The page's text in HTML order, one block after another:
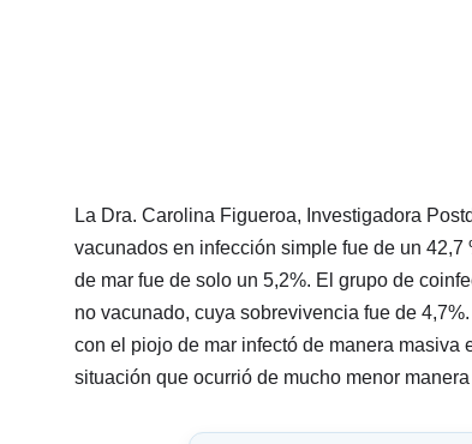
La Dra. Carolina Figueroa, Investigadora
vacunados en infección simple fue de un
de mar fue de solo un 5,2%. El grupo de
no vacunado, cuya sobrevivencia fue de
con el piojo de mar infectó de manera masiva
situación que ocurrió de mucho menor